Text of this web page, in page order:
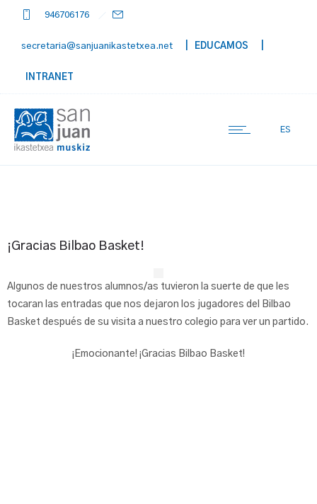
946706176
secretaria@sanjuanikastetxea.net | EDUCAMOS
INTRANET
ES
¡Gracias Bilbao Basket!
Algunos de nuestros alumnos/as tuvieron la suerte de que les
tocaran las entradas que nos dejaron los jugadores del Bilbao
Basket después de su visita a nuestro colegio para ver un partido.
¡Emocionante! ¡Gracias Bilbao Basket!